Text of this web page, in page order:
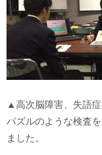
▲高次脳障害、失語
パズルのような検査
ました。